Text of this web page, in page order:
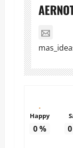
Happy
0% 0